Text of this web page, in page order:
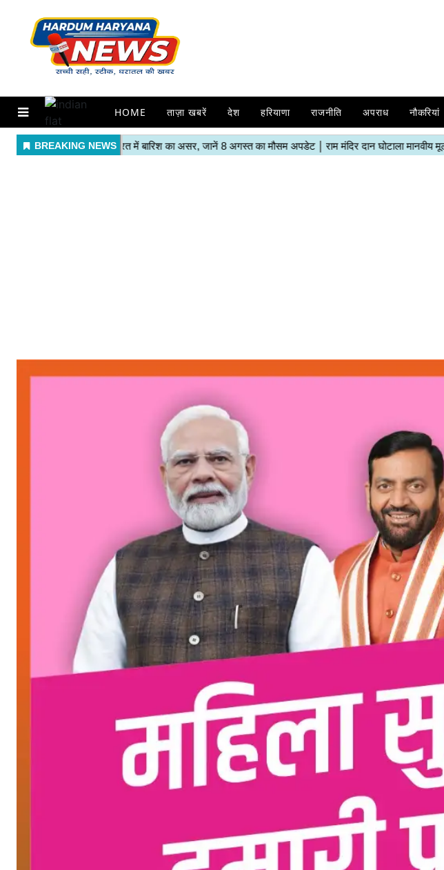
HOME ताज़ा खबरें देश हरियाणा राजनीति अपराध नौकरियां